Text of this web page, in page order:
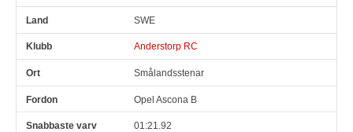
SWE
Anderstorp RC
Smålandsstenar
Opel Ascona B
01:21.92